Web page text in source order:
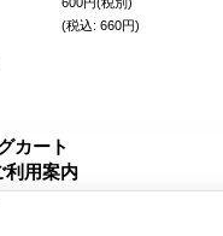
(税込: 660円)
カート
利用案内